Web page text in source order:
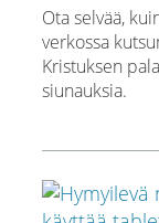
Ota selvää,
verkossa
Kristuksen
siunauksia.